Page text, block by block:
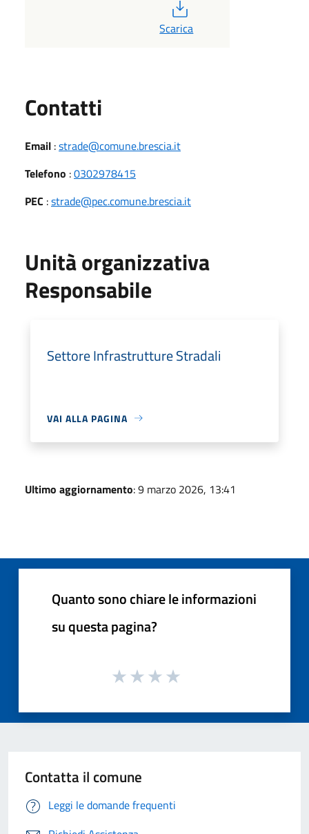
Scarica
Contatti
Email :strade@comune.brescia.it
Telefono :0302978415
PEC :strade@pec.comune.brescia.it
Unità organizzativa
Responsabile
Settore Infrastrutture Stradali
VAI ALLA PAGINA
Ultimo aggiornamento: 9 marzo 2026, 13:41
Quanto sono chiare le informazioni
su questa pagina?
Contatta il comune
Leggi le domande frequenti